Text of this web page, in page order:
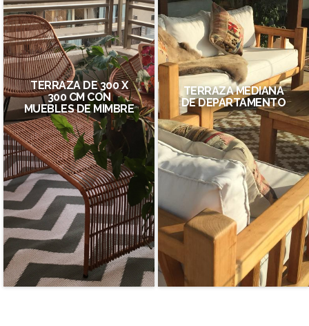
TERRAZA DE 300 X
300 CM CON
MUEBLES DE MIMBRE
TERRAZA MEDIANA
DE DEPARTAMENTO